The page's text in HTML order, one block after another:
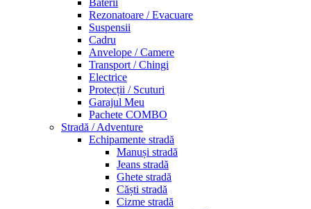
Baterii
Rezonatoare / Evacuare
Suspensii
Cadru
Anvelope / Camere
Transport / Chingi
Electrice
Protecții / Scuturi
Garajul Meu
Pachete COMBO
Stradă / Adventure
Echipamente stradă
Manuși stradă
Jeans stradă
Ghete stradă
Căști stradă
Cizme stradă